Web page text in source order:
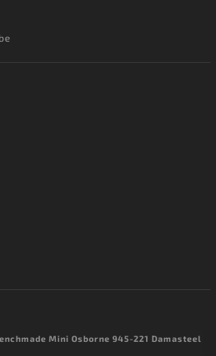
Mini Osborne 945-221 Damasteel